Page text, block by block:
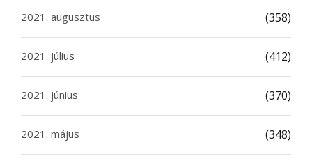
2021. augusztus (358)
2021. július (412)
2021. június (370)
2021. május (348)